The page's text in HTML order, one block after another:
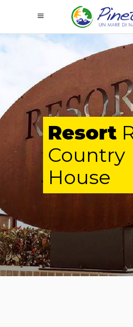
Resort
Country
House